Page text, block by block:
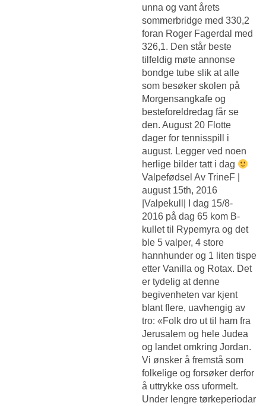
unna og vant årets
sommerbridge med 330,2
foran Roger Fagerdal med
326,1. Den står beste
tilfeldig møte annonse
bondge tube slik at alle
som besøker skolen på
Morgensangkafe og
besteforeldredag får se
den. August 20 Flotte
dager for tennisspill i
august. Legger ved noen
herlige bilder tatt i dag
Valpefødsel Av TrineF |
august 15th, 2016
|Valpekull| I dag 15/8-
2016 på dag 65 kom B-
kullet til Rypemyra og det
ble 5 valper, 4 store
hannhunder og 1 liten tispe
etter Vanilla og Rotax. Det
er tydelig at denne
begivenheten var kjent
blant flere, uavhengig av
tro: «Folk dro ut til ham fra
Jerusalem og hele Judea
og landet omkring Jordan.
Vi ønsker å fremstå som
folkelige og forsøker derfor
å uttrykke oss uformelt.
Under lengre tørkeperiodar